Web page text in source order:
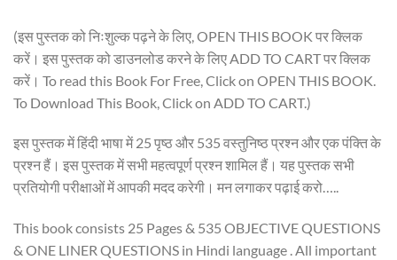
(इस पुस्तक को निःशुल्क पढ़ने के लिए, OPEN THIS BOOK पर क्लिक
करें। इस पुस्तक को डाउनलोड करने के लिए ADD TO CART पर क्लिक
करें। To read this Book For Free, Click on OPEN THIS BOOK.
To Download This Book, Click on ADD TO CART.)
इस पुस्तक में हिंदी भाषा में 25 पृष्ठ और 535 वस्तुनिष्ठ प्रश्न और एक पंक्ति के
प्रश्न हैं। इस पुस्तक में सभी महत्वपूर्ण प्रश्न शामिल हैं। यह पुस्तक सभी
प्रतियोगी परीक्षाओं में आपकी मदद करेगी। मन लगाकर पढ़ाई करो…..
This book consists 25 Pages & 535 OBJECTIVE QUESTIONS
& ONE LINER QUESTIONS in Hindi language . All important